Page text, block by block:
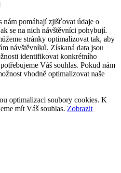
nám pomáhají zjišťovat údaje o
se na nich návštěvníci pohybují.
stránky optimalizovat tak, aby
návštěvníků. Získaná data jsou
identifikovat konkrétního
Váš souhlas. Pokud nám
vhodně optimalizovat naše
optimalizaci soubory cookies. K
mít Váš souhlas. Zobrazit